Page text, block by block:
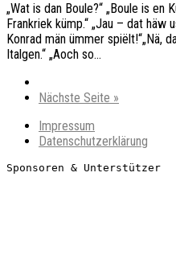
„Wat is dan Boule?“ „Boule is en
Frankriek kümp.“ „Jau – dat häw
Konrad män ümmer spiëlt!“„Nä,
Italgen.“ „Aoch so...
Nächste Seite »
Impressum
Datenschutzerklärung
Sponsoren & Unterstützer